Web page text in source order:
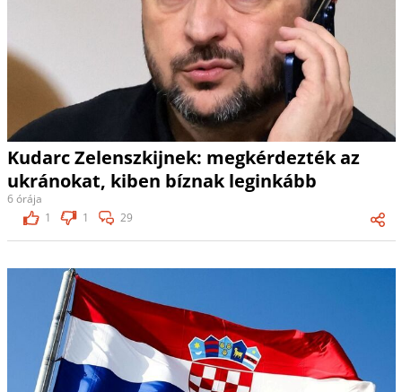
Kudarc Zelenszkijnek: megkérdezték az
ukránokat, kiben bíznak leginkább
6 órája
1
1 29